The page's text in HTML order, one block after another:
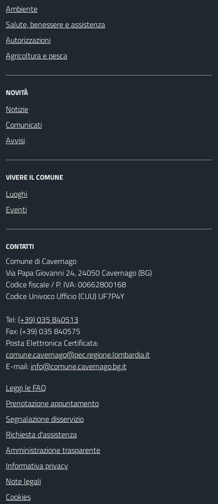
Ambiente
Salute, benessere e assistenza
Autorizzazioni
Agricoltura e pesca
NOVITÀ
Notizie
Comunicati
Avvisi
VIVERE IL COMUNE
Luoghi
Eventi
CONTATTI
Comune di Cavernago
Via Papa Giovanni 24, 24050 Cavernago (BG)
Codice fiscale / P. IVA: 00662800168
Codice Univoco Ufficio (CUU) UF7P4Y
Tel:(+39) 035 840513
Fax: (+39) 035 840575
Posta Elettronica Certificata:
comune.cavernago@pec.regione.lombardia.it
E-mail: info@comune.cavernago.bg.it
Leggi le FAQ
Prenotazione appuntamento
Segnalazione disservizio
Richiesta d'assistenza
Amministrazione trasparente
Informativa privacy
Note legali
Cookies